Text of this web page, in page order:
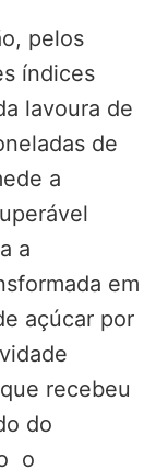
pelos
índices
lavoura de
de
a
a
em
açúcar por
recebeu
do
o